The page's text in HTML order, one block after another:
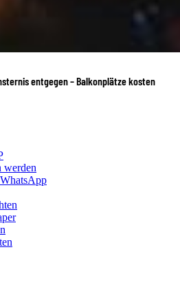
entgegen – Balkonplätze kosten
werden